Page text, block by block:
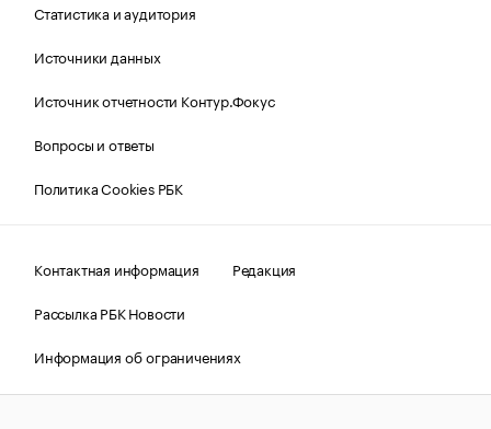
Статистика и аудитория
Источники данных
Источник отчетности Контур.Фокус
Вопросы и ответы
Политика Cookies РБК
Контактная информация
Редакция
Рассылка РБК Новости
Информация об ограничениях
Правовая информация
О соблюдении авторских прав